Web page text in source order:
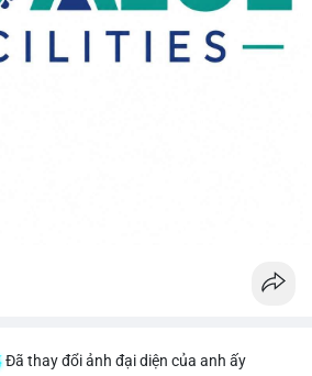
Đã thay đổi ảnh đại diện của anh ấy